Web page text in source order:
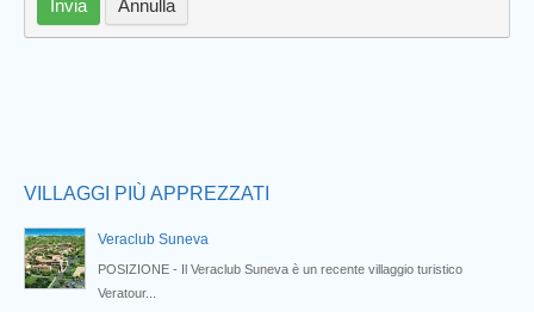
Invia Annulla
VILLAGGI PIÙ APPREZZATI
Veraclub Suneva
POSIZIONE - Il Veraclub Suneva è un recente villaggio turistico
Veratour...